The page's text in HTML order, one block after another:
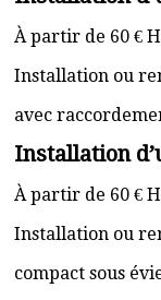
À partir de 60 €
Installation ou
avec
Installation
À partir de 60 €
Installation ou
compact sous